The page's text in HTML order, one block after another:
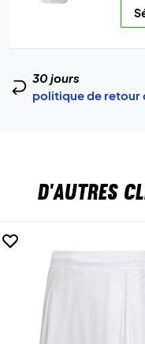
30 jours
politique de retour
D'AUTRES